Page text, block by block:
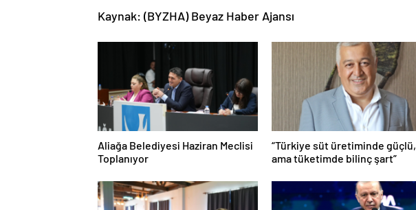
Kaynak: (BYZHA) Beyaz Haber Ajansı
Aliağa Belediyesi Haziran Meclisi
Toplanıyor
“Türkiye süt üretiminde güçlü,
ama tüketimde bilinç şart”